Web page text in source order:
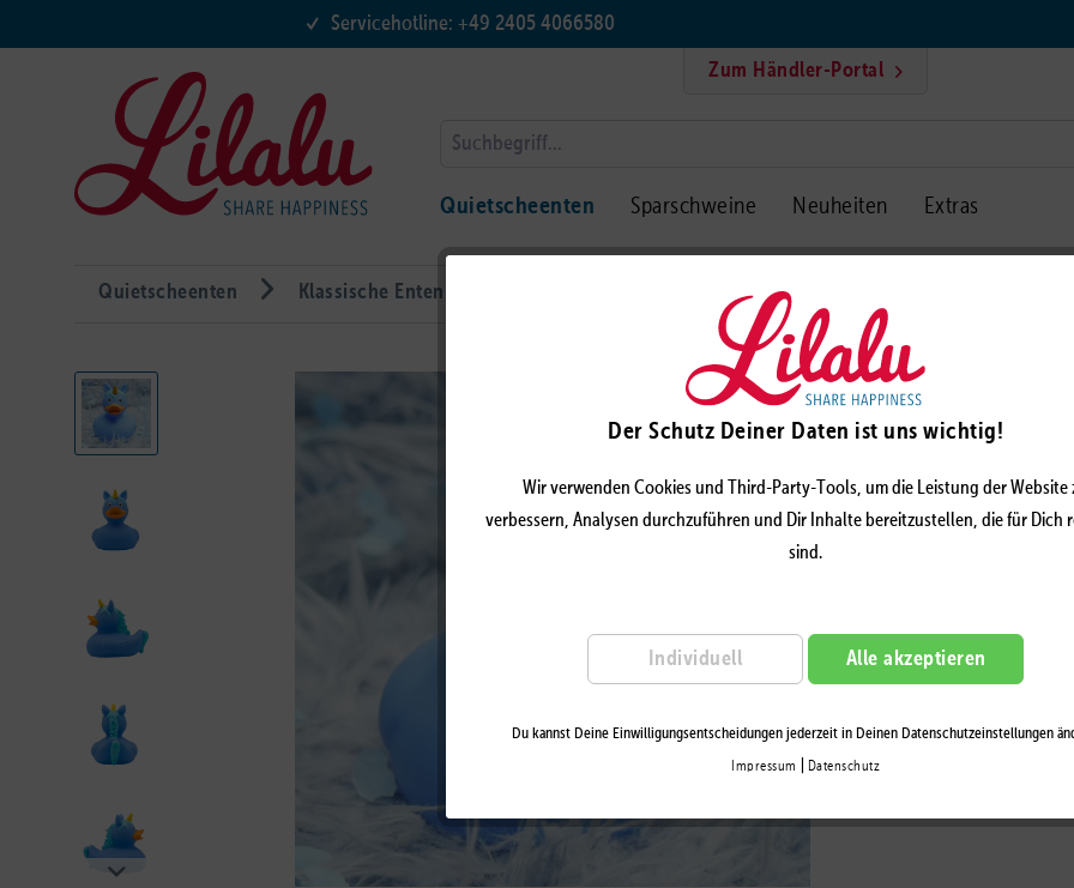
Servicehotline: +49 2405 4066580
Zum Händler-Portal
Quietscheenten Sparschweine Neuheiten Extras
Der Schutz Deiner Daten ist uns wichtig!
Wir verwenden Cookies und Third-Party-Tools, um die Leistung der Website
verbessern, Analysen durchzuführen und Dir Inhalte bereitzustellen, die für Dich
sind.
Individuell Alle akzeptieren
Du kannst Deine Einwilligungsentscheidungen jederzeit in Deinen Datenschutzeinstellungen
Impressum Datenschutz
Quietscheenten Klassische Enten